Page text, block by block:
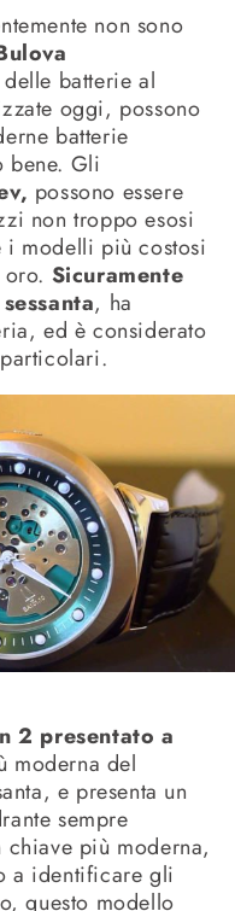
non sono
batterie al
oggi, possono
batterie
bene. Gli
possono essere
non troppo esosi
modelli più costosi
Sicuramente
, ha
ed è considerato
2 presentato a
moderna del
e presenta un
sempre
più moderna,
a identificare gli
questo modello